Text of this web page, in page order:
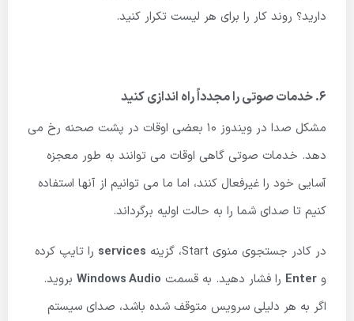
دارید؟ روند کار را برای هر لیست تکرار کنید.
6. خدمات صوتی را مجدداً راه اندازی کنید
مشکل صدا در ویندوز 10 بعضی اوقات در پشت صحنه رخ می
دهد. خدمات صوتی گاهی اوقات می توانند به طور معجزه
آسایی خود را غیرفعال کنند، اما ما می توانیم از آنها استفاده
کنیم تا صدای شما را به حالت اولیه برگرداند.
در کادر جستجوی منوی Start، گزینه services را تایپ کرده
و Enter را فشار دهید. به قسمت Windows Audio بروید.
اگر به هر دلیلی سرویس متوقف شده باشد، صدای سیستم